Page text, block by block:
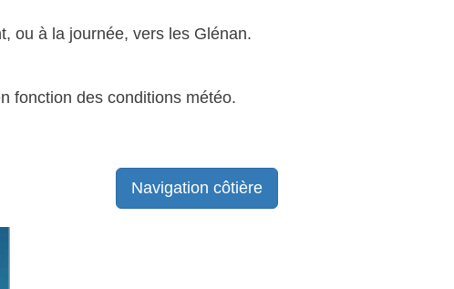
ou à la journée, vers les Glénan.
fonction des conditions météo.
Navigation côtière